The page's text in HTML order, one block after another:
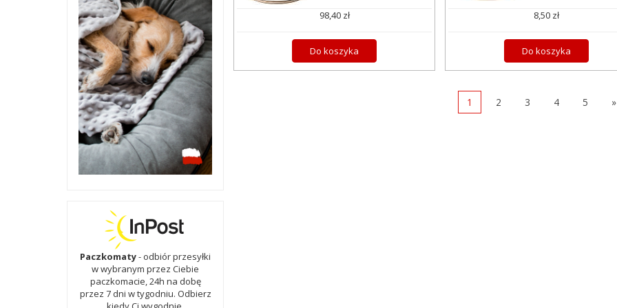
98,40 zł
Do koszyka
8,50 zł
Do koszyka
1 2 3 4 5 »
Paczkomaty- odbiór przesyłki
w wybranym przez Ciebie
paczkomacie, 24h na dobę
przez 7 dni w tygodniu. Odbierz